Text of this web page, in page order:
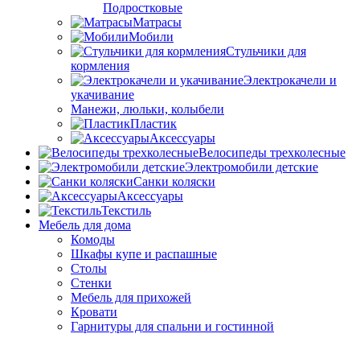
Подростковые
Матрасы
Мобили
Стульчики для
кормления
Электрокачели и
укачивание
Манежи, люльки, колыбели
Пластик
Аксессуары
Велосипеды трехколесные
Электромобили детские
Санки коляски
Аксессуары
Текстиль
Мебель для дома
Комоды
Шкафы купе и распашные
Столы
Стенки
Мебель для прихожей
Кровати
Гарнитуры для спальни и гостинной